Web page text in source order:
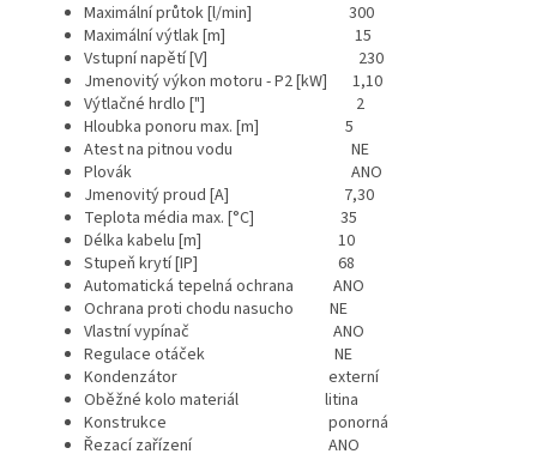
Maximální průtok [l/min] 300
Maximální výtlak [m] 15
Vstupní napětí [V] 230
Jmenovitý výkon motoru - P2 [kW] 1,10
Výtlačné hrdlo ["] 2
Hloubka ponoru max. [m] 5
Atest na pitnou vodu NE
Plovák ANO
Jmenovitý proud [A] 7,30
Teplota média max. [°C] 35
Délka kabelu [m] 10
Stupeň krytí [IP] 68
Automatická tepelná ochrana ANO
Ochrana proti chodu nasucho NE
Vlastní vypínač ANO
Regulace otáček NE
Kondenzátor externí
Oběžné kolo materiál litina
Konstrukce ponorná
Řezací zařízení ANO